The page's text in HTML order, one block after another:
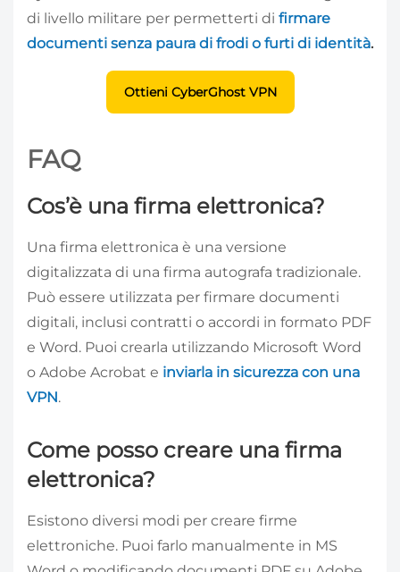
di livello militare per permetterti di firmare
documenti senza paura di frodi o furti di identità.
Ottieni CyberGhost VPN
FAQ
Cos’è una firma elettronica?
Una firma elettronica è una versione
digitalizzata di una firma autografa tradizionale.
Può essere utilizzata per firmare documenti
digitali, inclusi contratti o accordi in formato PDF
e Word. Puoi crearla utilizzando Microsoft Word
o Adobe Acrobat e inviarla in sicurezza con una
VPN.
Come posso creare una firma
elettronica?
Esistono diversi modi per creare firme
elettroniche. Puoi farlo manualmente in MS